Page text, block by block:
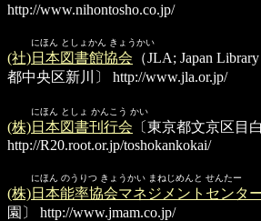
http://www.nihontosho.co.jp/
にほん としょかん きょうかい
(社)日本図書館協会 （JLA; Japan
都中央区新川〕
http://www.jla.or.jp/
にほん としょ かんこう かい
(株)日本図書刊行会 〔東京都文京区目
http://R20.root.or.jp/toshokankokai/
にほん のうりつ きょうかい まねじめんと せんたー
(株)日本能率協会マネジメントセンタ
園〕
http://www.jmam.co.jp/